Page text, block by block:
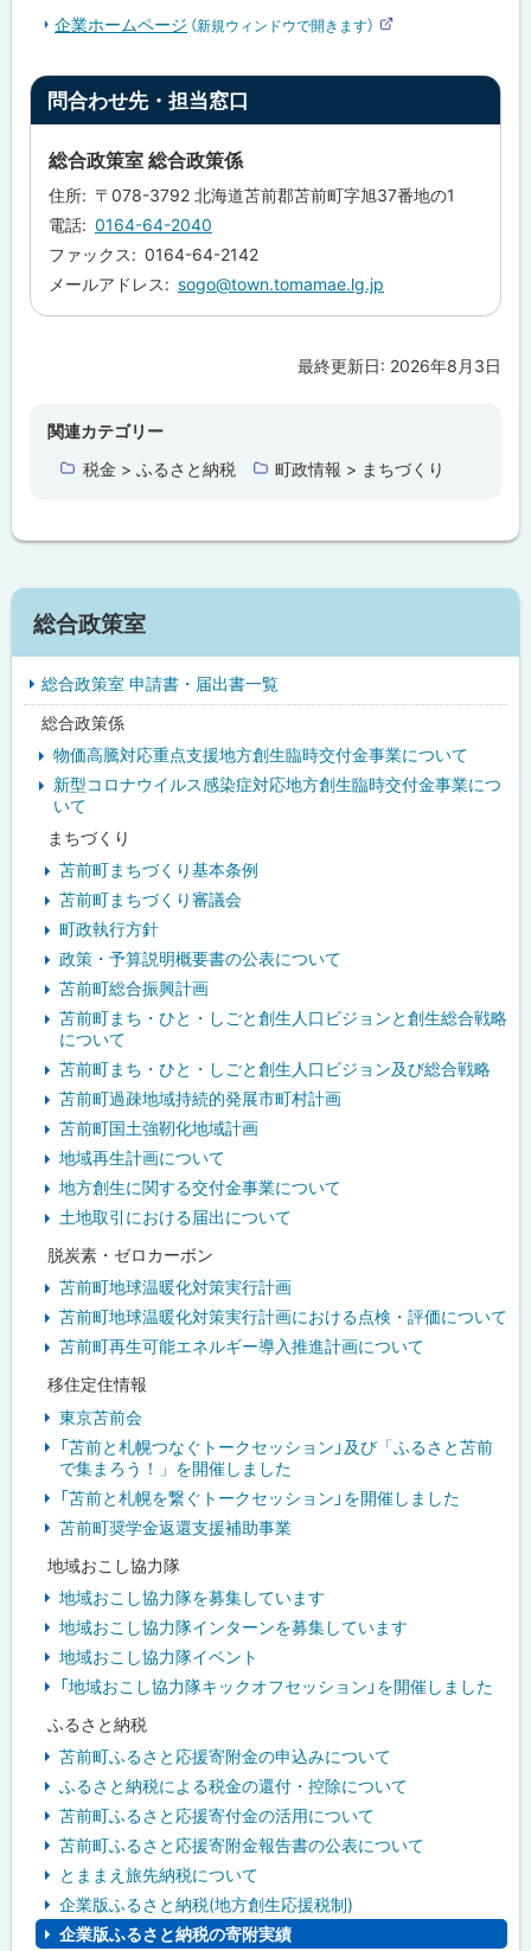
企業ホームページ （新規ウィンドウで開きます）
サ
ト
問合わせ先・担当窓口
総合政策室 総合政策係
住所
〒078-3792 北海道苫前郡苫前町字旭37番地の1
電話
0164-64-2040
ファックス
0164-64-2142
メールアドレス
sogo@town.tomamae.lg.jp
最終更新日: 2026年8月3日
関連カテゴリー
税金 > ふるさと納税
町政情報 > まちづくり
サ
イ
ド
総合政策室
総合政策室 申請書・届出書一覧
総合政策係
物価高騰対応重点支援地方創生臨時交付金事業について
新型コロナウイルス感染症対応地方創生臨時交付金事業につ
いて
まちづくり
苫前町まちづくり基本条例
苫前町まちづくり審議会
町政執行方針
政策・予算説明概要書の公表について
苫前町総合振興計画
苫前町まち・ひと・しごと創生人口ビジョンと創生総合戦略
について
苫前町まち・ひと・しごと創生人口ビジョン及び総合戦略
苫前町過疎地域持続的発展市町村計画
苫前町国土強靭化地域計画
地域再生計画について
地方創生に関する交付金事業について
土地取引における届出について
脱炭素・ゼロカーボン
苫前町地球温暖化対策実行計画
苫前町地球温暖化対策実行計画における点検・評価について
苫前町再生可能エネルギー導入推進計画について
移住定住情報
東京苫前会
「苫前と札幌つなぐトークセッション」及び「ふるさと苫前
で集まろう！」を開催しました
「苫前と札幌を繋ぐトークセッション」を開催しました
苫前町奨学金返還支援補助事業
地域おこし協力隊
地域おこし協力隊を募集しています
地域おこし協力隊インターンを募集しています
地域おこし協力隊イベント
「地域おこし協力隊キックオフセッション」を開催しました
ふるさと納税
苫前町ふるさと応援寄附金の申込みについて
ふるさと納税による税金の還付・控除について
苫前町ふるさと応援寄付金の活用について
苫前町ふるさと応援寄附金報告書の公表について
とままえ旅先納税について
企業版ふるさと納税(地方創生応援税制)
企業版ふるさと納税の寄附実績